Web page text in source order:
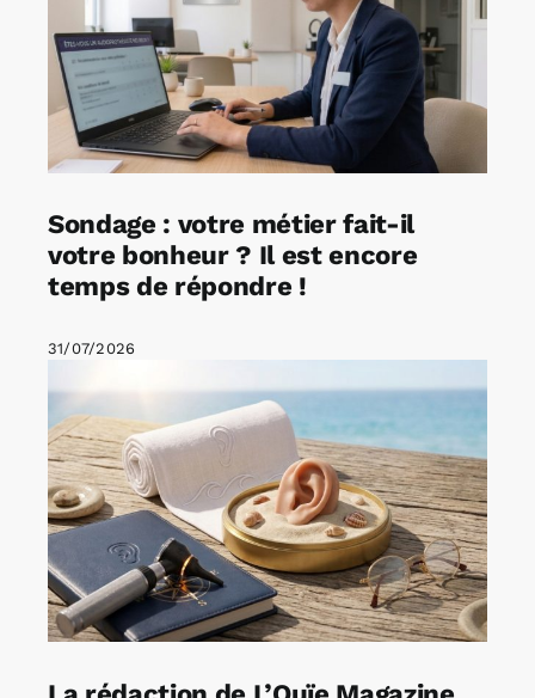
Sondage : votre métier fait-il
votre bonheur ? Il est encore
temps de répondre !
31/07/2026